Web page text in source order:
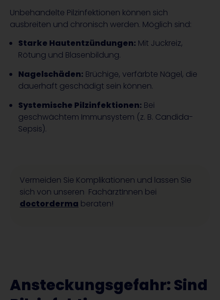
Unbehandelte Pilzinfektionen können sich
ausbreiten und chronisch werden. Möglich sind:
Starke Hautentzündungen: Mit Juckreiz,
Rötung und Blasenbildung.
Nagelschäden: Brüchige, verfärbte Nägel, die
dauerhaft geschädigt sein können.
Systemische Pilzinfektionen: Bei
geschwächtem Immunsystem (z. B. Candida-
Sepsis).
Vermeiden Sie Komplikationen und lassen Sie
sich von unseren FachärztInnen bei
doctorderma beraten!
Ansteckungsgefahr: Sind